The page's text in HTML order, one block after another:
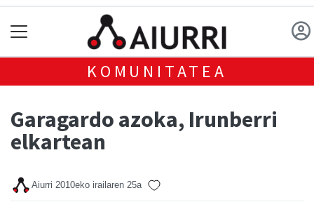
KOMUNITATEA
Garagardo azoka, Irunberri
elkartean
Aiurri 2010eko irailaren 25a